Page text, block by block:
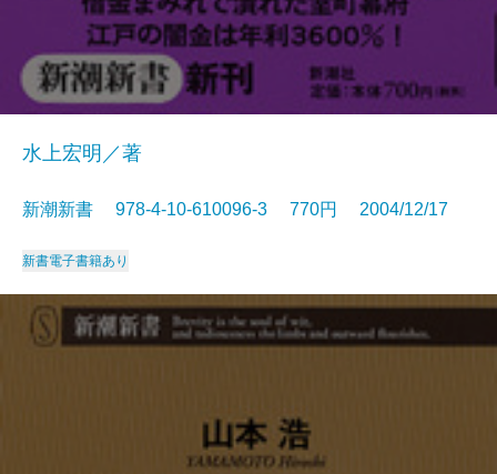
水上宏明／著
新潮新書 978-4-10-610096-3 770円 2004/12/17
新書電子書籍あり